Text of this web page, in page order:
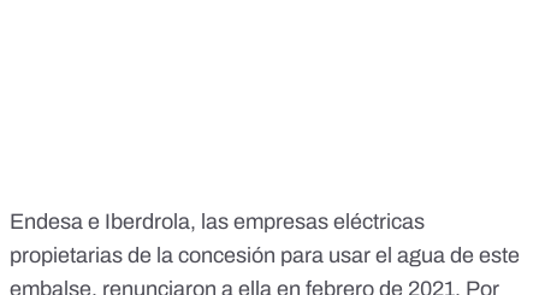
Endesa e Iberdrola, las empresas eléctricas
propietarias de la concesión para usar el agua de este
embalse, renunciaron a ella en febrero de 2021. Por